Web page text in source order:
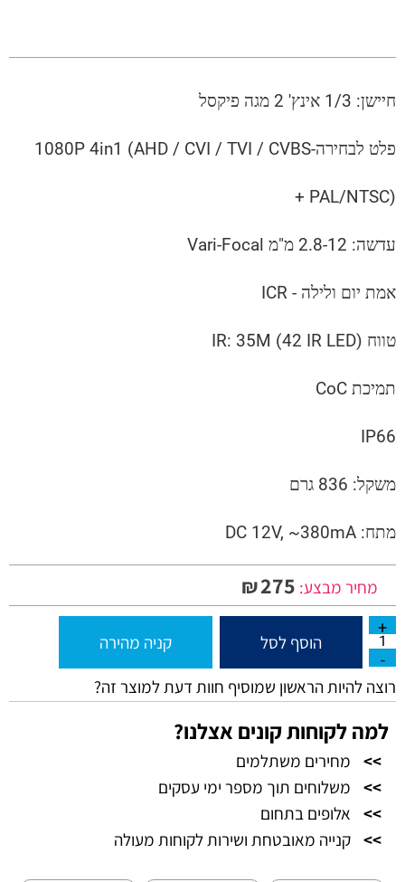
חיישן: 1/3 אינץ' 2 מגה פיקסל
פלט לבחירה-1080P 4in1 (AHD / CVI / TVI / CVBS
+ PAL/NTSC)
עדשה: 2.8-12 מ"מ Vari-Focal
אמת יום ולילה - ICR
טווח IR: 35M (42 IR LED)
תמיכת CoC
IP66
משקל: 836 גרם
מתח: DC 12V, ~380mA
מחיר מבצע: ₪275
הוסף לסל קניה מהירה
רוצה להיות הראשון שמוסיף חוות דעת למוצר זה?
למה לקוחות קונים אצלנו?
>>
מחירים משתלמים
>>
משלוחים תוך מספר ימי עסקים
>>
אלופים בתחום
>> קנייה מאובטחת ושירות לקוחות מעולה